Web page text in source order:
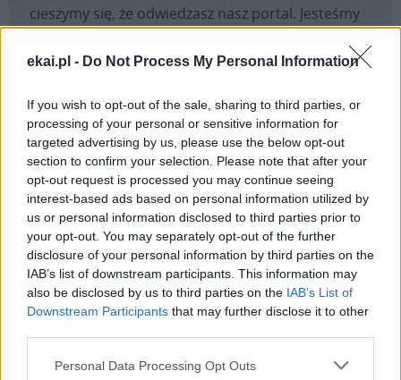
ekai.pl - Do Not Process My Personal Information
If you wish to opt-out of the sale, sharing to third parties, or
processing of your personal or sensitive information for
targeted advertising by us, please use the below opt-out
section to confirm your selection. Please note that after your
opt-out request is processed you may continue seeing
interest-based ads based on personal information utilized by
us or personal information disclosed to third parties prior to
your opt-out. You may separately opt-out of the further
disclosure of your personal information by third parties on the
IAB’s list of downstream participants. This information may
also be disclosed by us to third parties on the IAB’s List of
Downstream Participants that may further disclose it to other
Personal Data Processing Opt Outs
cieszymy się, że odwiedzasz nasz portal. Jesteśmy
Każdego dnia publikujemy najważniejsze
Jednak bez Twojej pomocy sprostanie temu
zadaniu będzie coraz trudniejsze.
Dlatego prosimy Cię owsparcie portalu eKAI.pl za
pośrednictwem serwisu Patronite.
Dzięki Tobie będziemy mogli realizować naszą
misję. Więcej informacji znajdziesz tutaj.
TwitterMessengerWhatsApp
Email Copy Print